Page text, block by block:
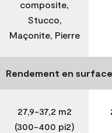
composite,
Stucco,
Maçonite, Pierre
Rendement en surface
27,9-37,2 m2
(300-400 pi2)